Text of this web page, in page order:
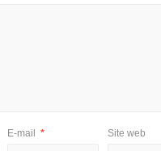
E-mail * Site web